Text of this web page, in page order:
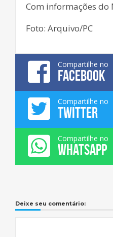
Com informações do
Foto: Arquivo/PC
Compartilhe no
FACEBOOK
Compartilhe no
TWITTER
Compartilhe no
WHATSAPP
Deixe seu comentário: